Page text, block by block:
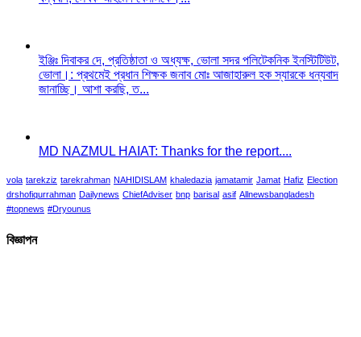
ইঞ্জিঃ দিবাকর দে, প্রতিষ্ঠাতা ও অধ্যক্ষ, ভোলা সদর পলিটেকনিক ইনস্টিটিউট,
ভোলা।: প্রথমেই প্রধান শিক্ষক জনাব মোঃ আজাহারুল হক স্যারকে ধন্যবাদ
জানাচ্ছি। আশা করছি, ত...
MD NAZMUL HAIAT: Thanks for the report....
vola tarekziz tarekrahman NAHIDISLAM khaledazia jamatamir Jamat Hafiz Election
drshofiqurrahman Dailynews ChiefAdviser bnp barisal asif Allnewsbangladesh
#topnews #Dryounus
বিজ্ঞাপন